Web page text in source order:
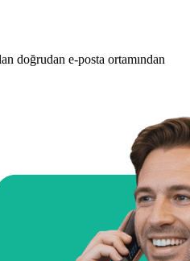
doğrudan e-posta ortamından